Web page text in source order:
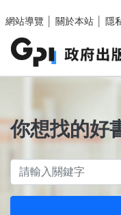
網站導覽
關於本站 隱
你想找的好